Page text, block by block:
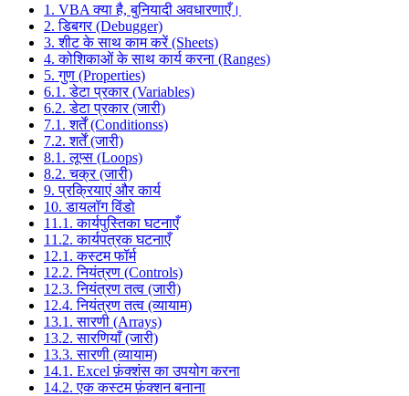
1. VBA क्या है, बुनियादी अवधारणाएँ।
2. डिबगर (Debugger)
3. शीट के साथ काम करें (Sheets)
4. कोशिकाओं के साथ कार्य करना (Ranges)
5. गुण (Properties)
6.1. डेटा प्रकार (Variables)
6.2. डेटा प्रकार (जारी)
7.1. शर्तें (Conditionss)
7.2. शर्तें (जारी)
8.1. लूप्स (Loops)
8.2. चक्र (जारी)
9. प्रक्रियाएं और कार्य
10. डायलॉग विंडो
11.1. कार्यपुस्तिका घटनाएँ
11.2. कार्यपत्रक घटनाएँ
12.1. कस्टम फॉर्म
12.2. नियंत्रण (Controls)
12.3. नियंत्रण तत्व (जारी)
12.4. नियंत्रण तत्व (व्यायाम)
13.1. सारणी (Arrays)
13.2. सारणियाँ (जारी)
13.3. सारणी (व्यायाम)
14.1. Excel फ़ंक्शंस का उपयोग करना
14.2. एक कस्टम फ़ंक्शन बनाना